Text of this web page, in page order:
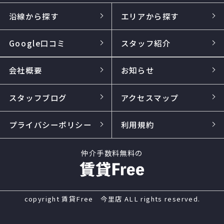
沿線から探す エリアから探す
Google口コミ スタッフ紹介
会社概要 お知らせ
スタッフブログ アクセスマップ
プライバシーポリシー 利用規約
仲介手数料無料の
copyright 賃貸Free 今里店 ALL rights reserved.